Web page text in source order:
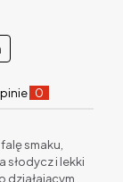
0
smaku,
słodycz i lekki
działającym